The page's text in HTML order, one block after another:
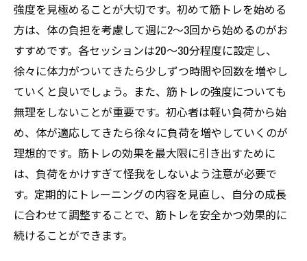
強度を見極めることが大切です。初めて筋トレを始める
方は、体の負担を考慮して週に2〜3回から始めるのがお
すすめです。各セッションは20〜30分程度に設定し、
徐々に体力がついてきたら少しずつ時間や回数を増やし
ていくと良いでしょう。また、筋トレの強度についても
無理をしないことが重要です。初心者は軽い負荷から始
め、体が適応してきたら徐々に負荷を増やしていくのが
理想的です。筋トレの効果を最大限に引き出すために
は、負荷をかけすぎて怪我をしないよう注意が必要で
す。定期的にトレーニングの内容を見直し、自分の成長
に合わせて調整することで、筋トレを安全かつ効果的に
続けることができます。